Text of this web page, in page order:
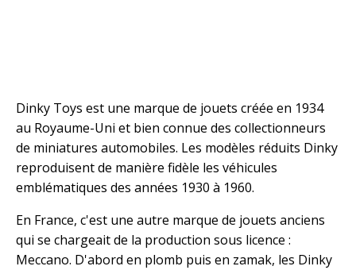
Dinky Toys est une marque de jouets créée en 1934
au Royaume-Uni et bien connue des collectionneurs
de miniatures automobiles. Les modèles réduits Dinky
reproduisent de manière fidèle les véhicules
emblématiques des années 1930 à 1960.
En France, c'est une autre marque de jouets anciens
qui se chargeait de la production sous licence :
Meccano. D'abord en plomb puis en zamak, les Dinky